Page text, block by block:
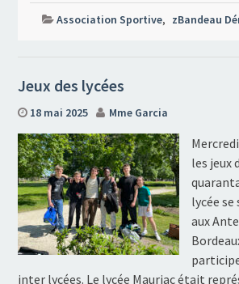
Association Sportive, zBandeau
Jeux des lycées
18 mai 2025 Mme Garcia
les jeux
lycée
aux
inter lycées. Le lycée Mauriac était